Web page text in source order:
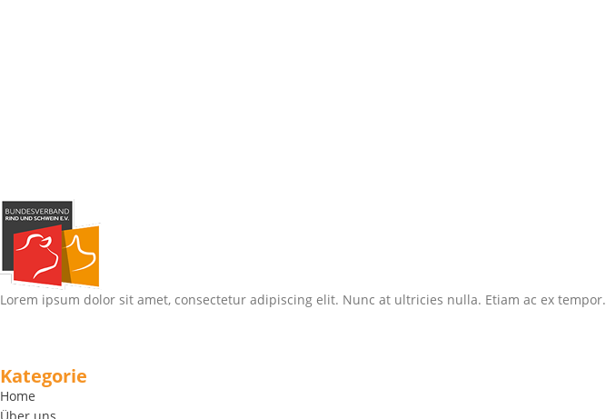
Lorem ipsum dolor sit amet, consectetur adipiscing elit. Nunc at ultricies nulla. Etiam ac ex tempor.
Kategorie
Home